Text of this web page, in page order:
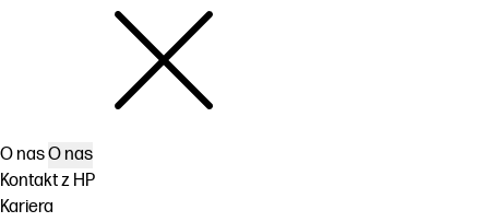
O nasO nas
Kontakt z HP
Kariera